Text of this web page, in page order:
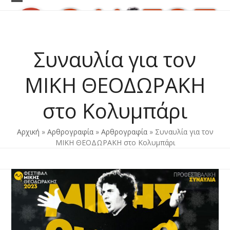
Skip
Open
Close
Συναυλία για τον
ΜΙΚΗ ΘΕΟΔΩΡΑΚΗ
στο Κολυμπάρι
Αρχική » Αρθρογραφία» Αρθρογραφία» Συναυλία για τον
ΜΙΚΗ ΘΕΟΔΩΡΑΚΗ στο Κολυμπάρι